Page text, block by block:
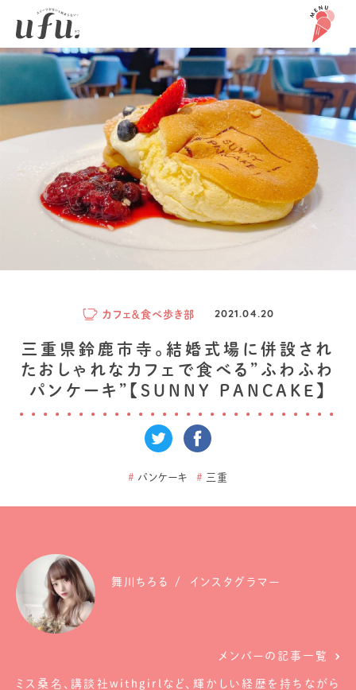
カフェ＆食べ歩き部 2021.04.20
三重県鈴鹿市寺。結婚式場に併設され
たおしゃれなカフェで食べる”ふわふわ
パンケーキ”【SUNNY PANCAKE】
# パンケーキ # 三重
舞川ちろる インスタグラマー
メンバーの記事一覧
ミス桑名、講談社withgirlなど、輝かしい経歴を持ちながら